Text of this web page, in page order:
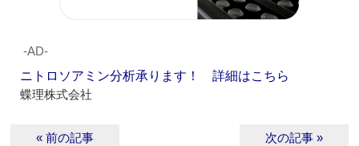
‐AD‐
ニトロソアミン分析承ります！ 詳細はこちら
蝶理株式会社
« 前の記事 次の記事 »